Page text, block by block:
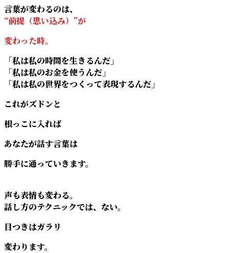
言葉が変わるのは、
“前提（思い込み）”が
変わった時。
「私は私の時間を生きるんだ」
「私は私のお金を使うんだ」
「私は私の世界をつくって表現するんだ」
これがズドンと
根っこに入れば
あなたが話す言葉は
勝手に通っていきます。
声も表情も変わる。
話し方のテクニックでは、ない。
目つきはガラリ
変わります。